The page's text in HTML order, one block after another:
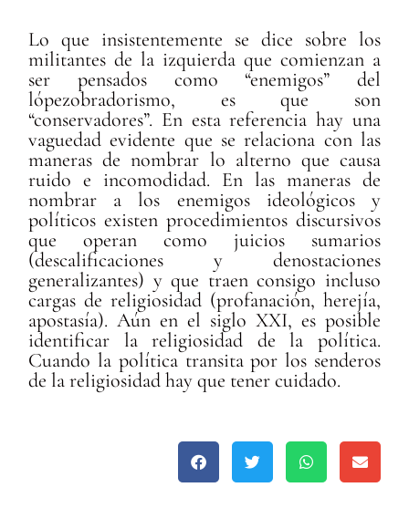
Lo que insistentemente se dice sobre los
militantes de la izquierda que comienzan a
ser pensados como “enemigos” del
lópezobradorismo, es que son
“conservadores”. En esta referencia hay una
vaguedad evidente que se relaciona con las
maneras de nombrar lo alterno que causa
ruido e incomodidad. En las maneras de
nombrar a los enemigos ideológicos y
políticos existen procedimientos discursivos
que operan como juicios sumarios
(descalificaciones y denostaciones
generalizantes) y que traen consigo incluso
cargas de religiosidad (profanación, herejía,
apostasía). Aún en el siglo XXI, es posible
identificar la religiosidad de la política.
Cuando la política transita por los senderos
de la religiosidad hay que tener cuidado.